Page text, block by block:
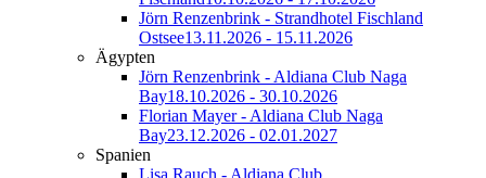
Jörn Renzenbrink - Strandhotel Fischland
Ostsee13.11.2026 - 15.11.2026
Ägypten
Jörn Renzenbrink - Aldiana Club Naga
Bay18.10.2026 - 30.10.2026
Florian Mayer - Aldiana Club Naga
Bay23.12.2026 - 02.01.2027
Spanien
Lisa Rauch - Aldiana Club